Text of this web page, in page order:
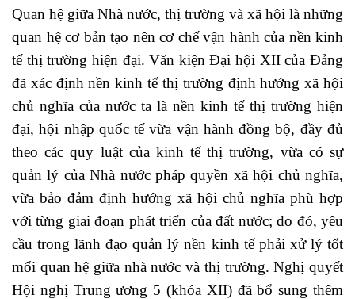
Quan hệ giữa Nhà nước, thị trường và xã hội là những
quan hệ cơ bản tạo nên cơ chế vận hành của nền kinh
tế thị trường hiện đại. Văn kiện Đại hội XII của Đảng
đã xác định nền kinh tế thị trường định hướng xã hội
chủ nghĩa của nước ta là nền kinh tế thị trường hiện
đại, hội nhập quốc tế vừa vận hành đồng bộ, đầy đủ
theo các quy luật của kinh tế thị trường, vừa có sự
quản lý của Nhà nước pháp quyền xã hội chủ nghĩa,
vừa bảo đảm định hướng xã hội chủ nghĩa phù hợp
với từng giai đoạn phát triển của đất nước; do đó, yêu
cầu trong lãnh đạo quản lý nền kinh tế phải xử lý tốt
mối quan hệ giữa nhà nước và thị trường. Nghị quyết
Hội nghị Trung ương 5 (khóa XII) đã bổ sung thêm